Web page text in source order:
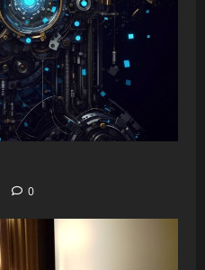
0